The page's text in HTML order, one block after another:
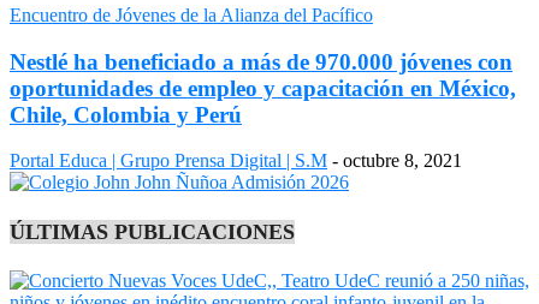
Encuentro de Jóvenes de la Alianza del Pacífico
Nestlé ha beneficiado a más de 970.000 jóvenes con
oportunidades de empleo y capacitación en México,
Chile, Colombia y Perú
Portal Educa | Grupo Prensa Digital | S.M - octubre 8, 2021
ÚLTIMAS PUBLICACIONES